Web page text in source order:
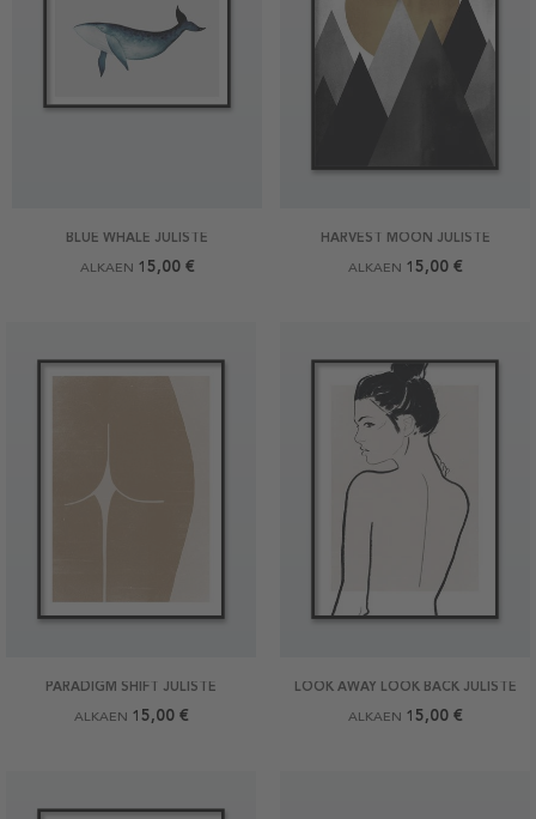
BLUE WHALE JULISTE
ALKAEN 15,00 €
HARVEST MOON JULISTE
ALKAEN 15,00 €
PARADIGM SHIFT JULISTE
ALKAEN 15,00 €
LOOK AWAY LOOK BACK JULISTE
ALKAEN 15,00 €